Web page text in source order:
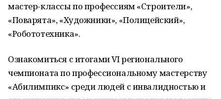
мастер-классы по профессиям «Строители»,
«Поварята», «Художники», «Полицейский»,
«Робототехника».
Ознакомиться с итогами VI регионального
чемпионата по профессиональному мастерству
«Абилимпикс» среди людей с инвалидностью и